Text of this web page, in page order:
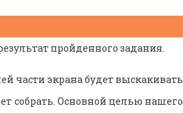
пройденного задания.
части экрана будет выскакивать
собрать. Основной целью нашего